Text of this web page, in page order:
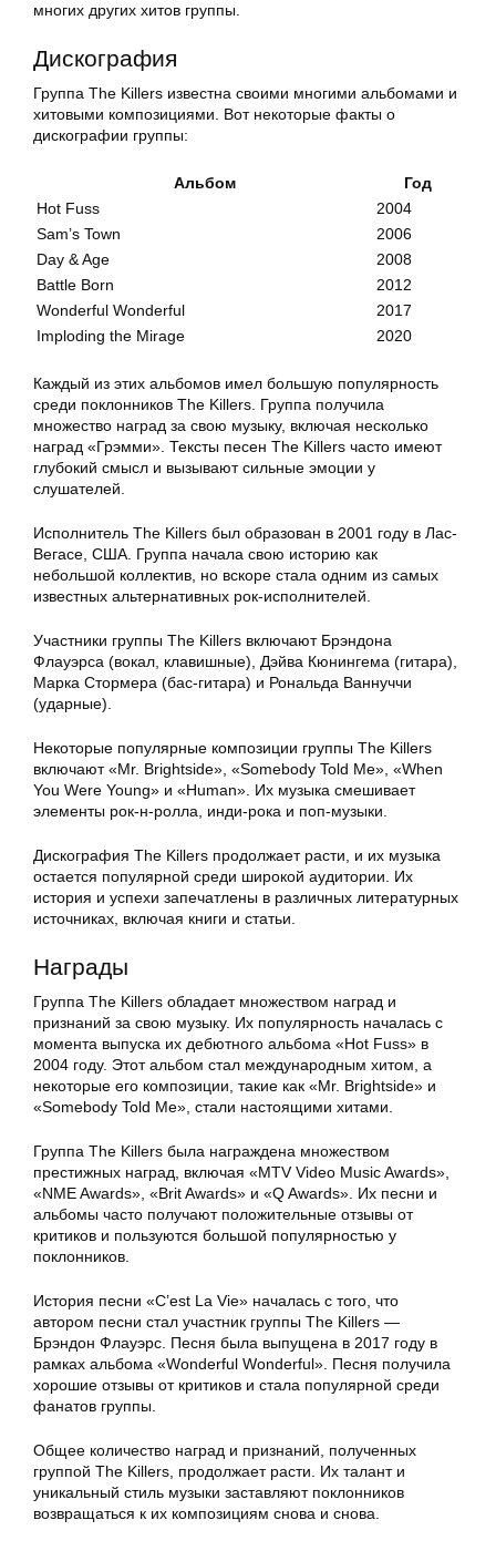
многих других хитов группы.
Дискография
Группа The Killers известна своими многими альбомами и
хитовыми композициями. Вот некоторые факты о
дискографии группы:
Альбом
Год
Hot Fuss
2004
Sam’s Town
2006
Day & Age
2008
Battle Born
2012
Wonderful Wonderful
2017
Imploding the Mirage
2020
Каждый из этих альбомов имел большую популярность
среди поклонников The Killers. Группа получила
множество наград за свою музыку, включая несколько
наград «Грэмми». Тексты песен The Killers часто имеют
глубокий смысл и вызывают сильные эмоции у
слушателей.
Исполнитель The Killers был образован в 2001 году в Лас-
Вегасе, США. Группа начала свою историю как
небольшой коллектив, но вскоре стала одним из самых
известных альтернативных рок-исполнителей.
Участники группы The Killers включают Брэндона
Флауэрса (вокал, клавишные), Дэйва Кюнингема (гитара),
Марка Стормера (бас-гитара) и Рональда Ваннуччи
(ударные).
Некоторые популярные композиции группы The Killers
включают «Mr. Brightside», «Somebody Told Me», «When
You Were Young» и «Human». Их музыка смешивает
элементы рок-н-ролла, инди-рока и поп-музыки.
Дискография The Killers продолжает расти, и их музыка
остается популярной среди широкой аудитории. Их
история и успехи запечатлены в различных литературных
источниках, включая книги и статьи.
Награды
Группа The Killers обладает множеством наград и
признаний за свою музыку. Их популярность началась с
момента выпуска их дебютного альбома «Hot Fuss» в
2004 году. Этот альбом стал международным хитом, а
некоторые его композиции, такие как «Mr. Brightside» и
«Somebody Told Me», стали настоящими хитами.
Группа The Killers была награждена множеством
престижных наград, включая «MTV Video Music Awards»,
«NME Awards», «Brit Awards» и «Q Awards». Их песни и
альбомы часто получают положительные отзывы от
критиков и пользуются большой популярностью у
поклонников.
История песни «C’est La Vie» началась с того, что
автором песни стал участник группы The Killers —
Брэндон Флауэрс. Песня была выпущена в 2017 году в
рамках альбома «Wonderful Wonderful». Песня получила
хорошие отзывы от критиков и стала популярной среди
фанатов группы.
Общее количество наград и признаний, полученных
группой The Killers, продолжает расти. Их талант и
уникальный стиль музыки заставляют поклонников
возвращаться к их композициям снова и снова.